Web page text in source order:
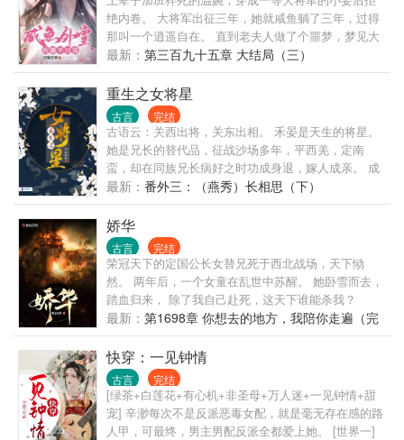
绝内卷。 大将军出征三年，她就咸鱼躺了三年，过得
那叫一个逍遥自在。 直到老夫人做了个噩梦，梦见大
将军战死沙场却连个后人都没有。 老夫人决定让主母
带两个妾室去边关配种。 路上，温婉和主母被流匪冲
散后，被一个小校尉救起。 小校尉被围困山头，己方
人数一百，敌军人数三千。 他举刀架在她脖子上，“与
其落入敌寇被凌辱致死，不如先一刀杀了你，替你解
脱。” 温婉：我谢谢你，你人还怪好的嘞！ 她硬着头
皮，怯生生开口：“我对以少敌多的战术略通一二，要
不，我来试试？” 于是，一百人小分队杀出重围一战成
名。 军营里的战马异常死亡，温婉提笔写了一篇，一
年就让战马数量翻了一番。 某日，温婉成功撩到小校
尉后，撂下豪言壮语。 “你等着，我回去就把家里那个
夫君给休了，回头我拿着他的钱来养你，让你过神仙
日子！” 后来，温婉发现她要休的夫君，就是那小校
尉…… 大将军似笑非笑，“听说……你要休了我？” 温
婉：“……”
最新： 第三百九十五章 大结局（三）
重生之女将星
古言 完结
古语云：关西出将，关东出相。 禾晏是天生的将星。
她是兄长的替代品，征战沙场多年，平西羌，定南
蛮，却在同族兄长病好之时功成身退，嫁人成亲。 成
亲之后，不得夫君宠爱，更身患奇疾，双目失明，貌
美小妾站在她面前温柔而语：你那毒瞎双眼的汤药，
可是你族中长辈亲自吩咐送来。只有死人才不会泄露
秘密，你活着——就是对他们天大的威胁！ 一代名
将，巾帼英雄，死于后宅争风吃醋的无知妇人手中，
何其荒唐！ 再醒来，她竟成操练场上校尉的女儿，柔
弱骄纵，青春烂漫。 领我的功勋，要我的命，带我的
兵马，欺我的情！重来一世，她定要将所失去的一件
件夺回来。召天下，红颜封侯，威震九州！ 一如军营
深似海，这不，一开始就遇到了她前世的死对头，那
个“兵锋所指，威惊绝域”的少年将军。 很飒的女将军
xA爆了的狼系少年，双将军设定，请支持正版茶~
最新： 番外三：（燕秀）长相思（下）
娇华
古言 完结
荣冠天下的定国公长女替兄死于西北战场，天下恸
然。 两年后，一个女童在乱世中苏醒。 她卧雪而去，
踏血归来， 除了我自己赴死，这天下谁能杀我？
最新： 第1698章 你想去的地方，我陪你走遍（完
结）
快穿：一见钟情
古言 完结
[绿茶+白莲花+有心机+非圣母+万人迷+一见钟情+甜
宠] 辛渺每次不是反派恶毒女配，就是毫无存在感的路
人甲，可最终，男主男配反派全都爱上她。 [世界一]